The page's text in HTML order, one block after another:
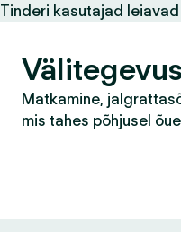
Tinderi kasutajad
Matkamine,
mis tahes põhjusel